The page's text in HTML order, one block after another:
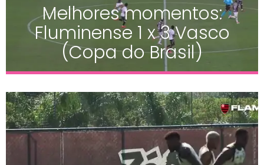
Melhores momentos:
Fluminense 1 x 3 Vasco
(Copa do Brasil)